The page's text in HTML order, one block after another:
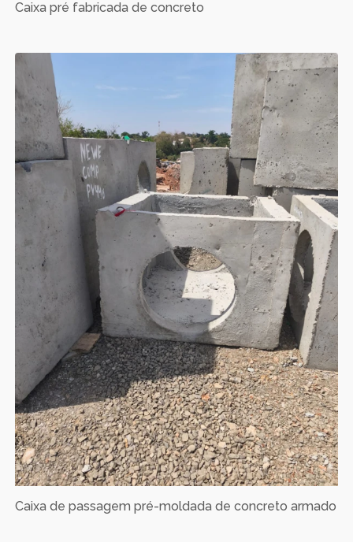
Caixa pré fabricada de concreto
Caixa de passagem pré-moldada de concreto armado